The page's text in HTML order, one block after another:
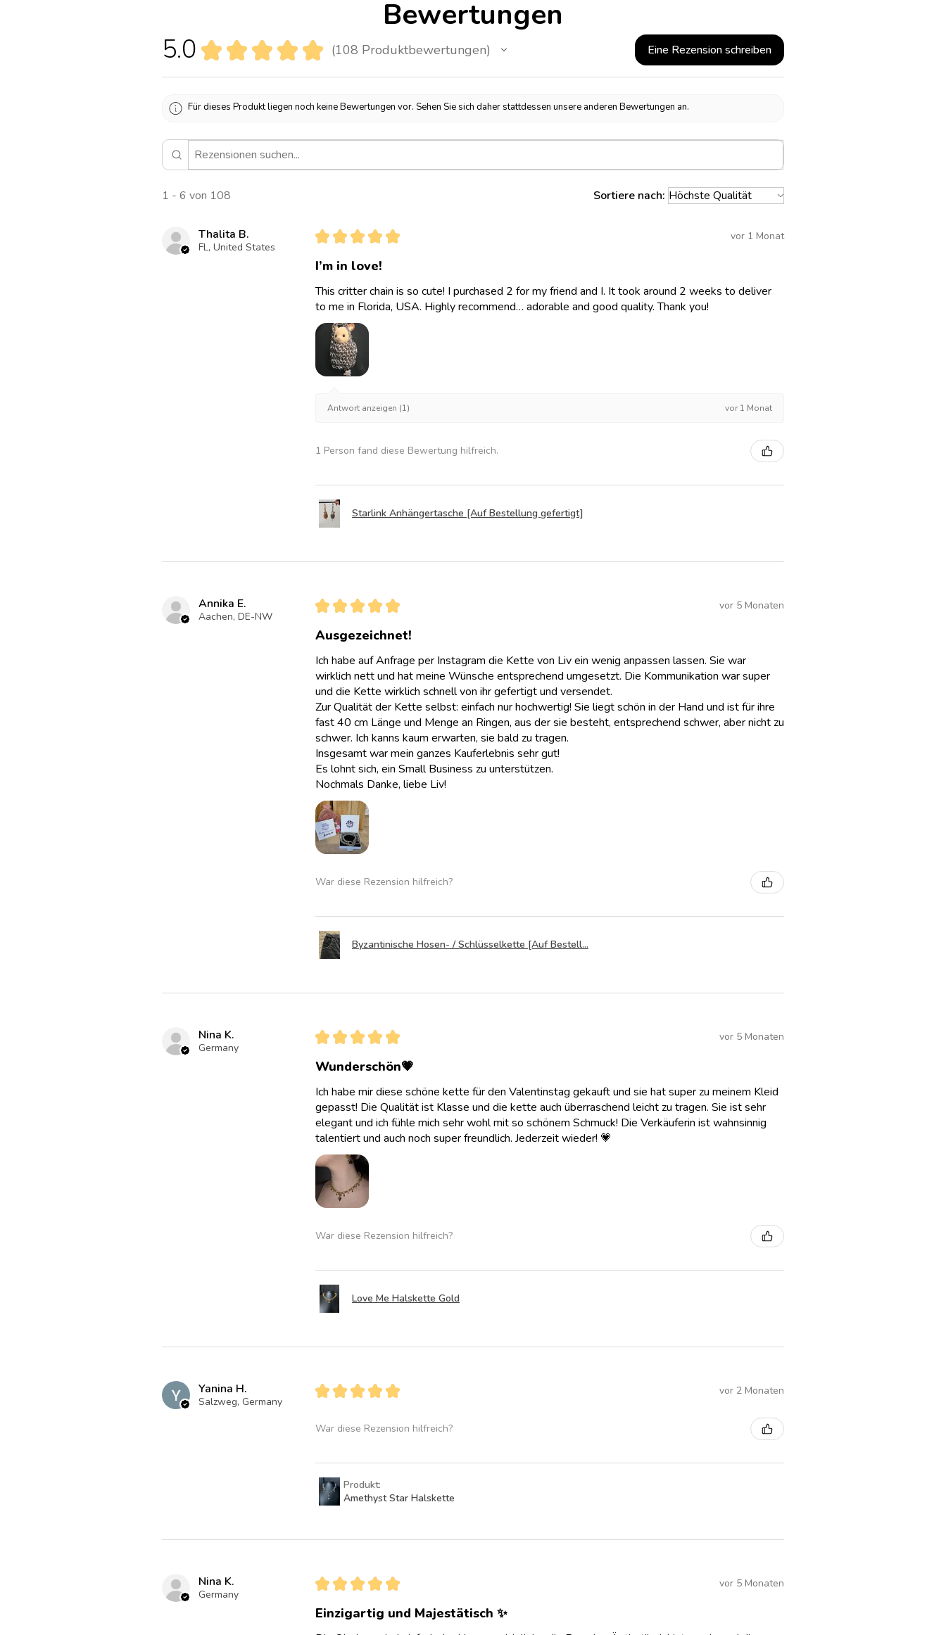
Bewertungen
5.0 ★ ★ ★ ★ ★ 108 Produktbewertungen
108 Eine Rezension schreiben
Für dieses Produkt liegen noch keine Bewertungen vor. Sehen Sie sich daher stattdessen unsere anderen Bewertungen an.
1 - 6 von 108 Sortiere nach:
Thalita B.
FL, United States
★ ★ ★ ★ ★ vor 1 Monat
I’m in love!
This critter chain is so cute! I purchased 2 for my friend and I. It took around 2 weeks to deliver
to me in Florida, USA. Highly recommend… adorable and good quality. Thank you!
Antwort anzeigen (1) vor 1 Monat
1 Person fand diese Bewertung hilfreich.
Starlink Anhängertasche [Auf Bestellung gefertigt]
Annika E.
Aachen, DE-NW
★ ★ ★ ★ ★ vor 5 Monaten
Ausgezeichnet!
Ich habe auf Anfrage per Instagram die Kette von Liv ein wenig anpassen lassen. Sie war
wirklich nett und hat meine Wünsche entsprechend umgesetzt. Die Kommunikation war super
und die Kette wirklich schnell von ihr gefertigt und versendet.
Zur Qualität der Kette selbst: einfach nur hochwertig! Sie liegt schön in der Hand und ist für ihre
fast 40 cm Länge und Menge an Ringen, aus der sie besteht, entsprechend schwer, aber nicht zu
schwer. Ich kanns kaum erwarten, sie bald zu tragen.
Insgesamt war mein ganzes Kauferlebnis sehr gut!
Es lohnt sich, ein Small Business zu unterstützen.
Nochmals Danke, liebe Liv!
War diese Rezension hilfreich?
Byzantinische Hosen- / Schlüsselkette [Auf Bestell...
Nina K.
Germany
★ ★ ★ ★ ★ vor 5 Monaten
Wunderschön💗
Ich habe mir diese schöne kette für den Valentinstag gekauft und sie hat super zu meinem Kleid
gepasst! Die Qualität ist Klasse und die kette auch überraschend leicht zu tragen. Sie ist sehr
elegant und ich fühle mich sehr wohl mit so schönem Schmuck! Die Verkäuferin ist wahnsinnig
talentiert und auch noch super freundlich. Jederzeit wieder! 💗
War diese Rezension hilfreich?
Love Me Halskette Gold
Yanina H.
Salzweg, Germany
★ ★ ★ ★ ★ vor 2 Monaten
War diese Rezension hilfreich?
Produkt:
Amethyst Star Halskette
Nina K.
Germany
★ ★ ★ ★ ★ vor 5 Monaten
Einzigartig und Majestätisch ✨